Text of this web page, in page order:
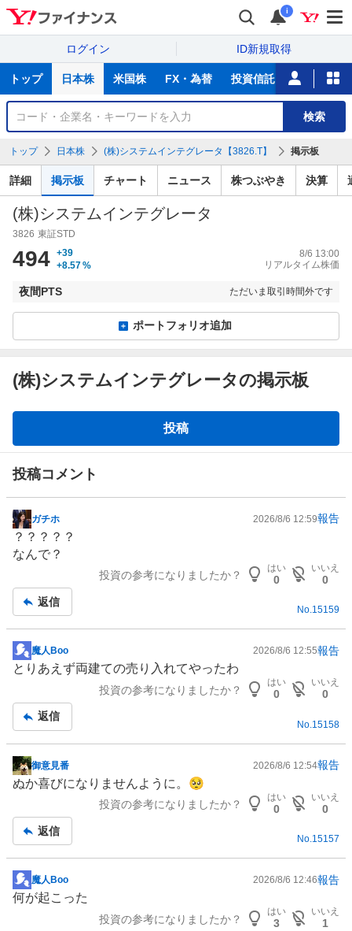
i
ログイン ID新規取得
サ
トップ 日本株 米国株 FX・為替 投資信託 ニュース
銘
検
索
検索
トップ 日本株 (株)システムインテグレータ【3826.T】 掲示板
詳細 掲示板 チャート ニュース 株つぶやき 決算
(株)システムインテグレータ
3826 東証STD
494 +39
+8.57%
8/6 13:00
リアルタイム株価
夜間PTS ただいま取引時間外です
ポートフォリオ追加
(株)システムインテグレータの掲示板
板
投稿
投稿コメント
掲
示
板
ガチホ 2026/8/6 12:59報告
？？？？？
なんで？
投資の参考になりましたか？
はい
0
いいえ
0
返信
No.15159
掲
示
事
魔人Boo 2026/8/6 12:55報告
とりあえず両建ての売り入れてやったわ
投資の参考になりましたか？
はい
0
いいえ
0
返信
No. 15158
掲
示
事
御意見番 2026/8/6 12:54報告
ぬか喜びになりませんように。🥺
投資の参考になりましたか？
はい
0
いいえ
0
返信
No.15157
掲
示
魔人Boo 2026/8/6 12:46報告
何が起こった
投資の参考になりましたか？
はい
3
いいえ
1